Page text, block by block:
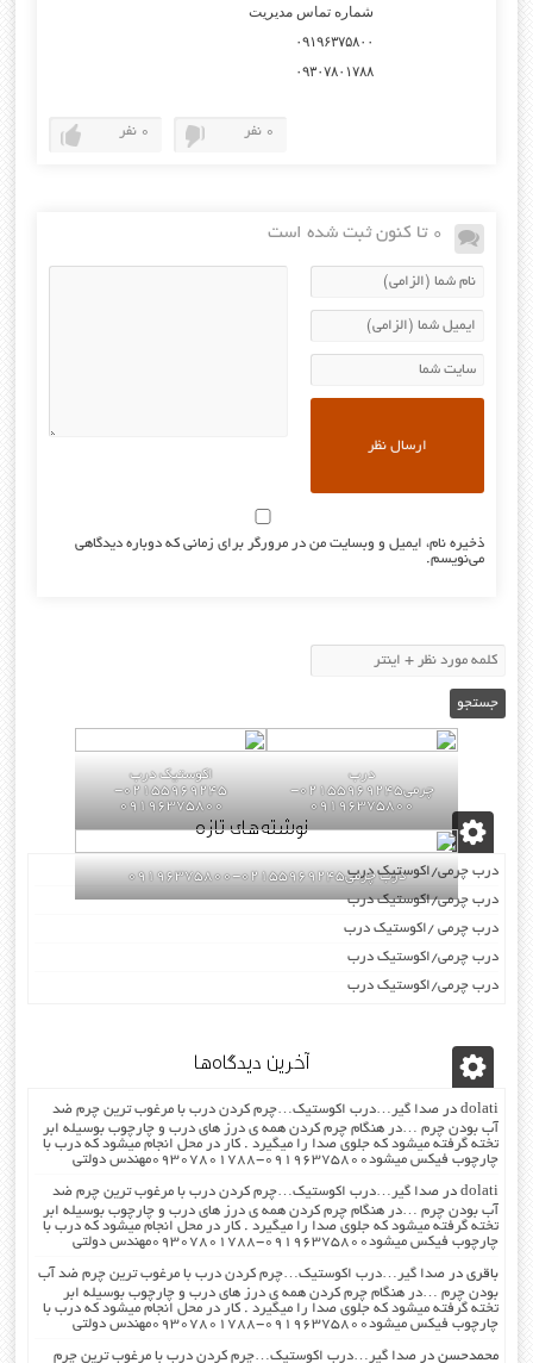
شماره تماس مدیریت
۰۹۱۹۶۳۷۵۸۰۰
۰۹۳۰۷۸۰۱۷۸۸
0 نفر 0 نفر
0 تا کنون ثبت شده است
ذخیره نام، ایمیل و وبسایت من در مرورگر برای زمانی که دوباره دیدگاهی
می‌نویسم.
درب
چرمی02155969245-
09196375800
اکوستیک درب
02155969245-
09196375800
درب چرمی02155969245-09196375800
نوشته‌های تازه
درب چرمی/اکوستیک درب
درب چرمی/اکوستیک درب
درب چرمی /اکوستیک درب
درب چرمی/اکوستیک درب
درب چرمی/اکوستیک درب
آخرین دیدگاه‌ها
dolati درصدا گیر…درب اکوستیک…چرم کردن درب با مرغوب ترین چرم ضد
آب بودن چرم …در هنگام چرم کردن همه ی درز های درب و چارچوب بوسیله ابر
تخته گرفته میشود که جلوی صدا را میگیرد . کار در محل انجام میشود که درب با
چارچوب فیکس میشود۰۹۱۹۶۳۷۵۸۰۰-۰۹۳۰۷۸۰۱۷۸۸مهندس دولتی
dolati درصدا گیر…درب اکوستیک…چرم کردن درب با مرغوب ترین چرم ضد
آب بودن چرم …در هنگام چرم کردن همه ی درز های درب و چارچوب بوسیله ابر
تخته گرفته میشود که جلوی صدا را میگیرد . کار در محل انجام میشود که درب با
چارچوب فیکس میشود۰۹۱۹۶۳۷۵۸۰۰-۰۹۳۰۷۸۰۱۷۸۸مهندس دولتی
باقری درصدا گیر…درب اکوستیک…چرم کردن درب با مرغوب ترین چرم ضد آب
بودن چرم …در هنگام چرم کردن همه ی درز های درب و چارچوب بوسیله ابر
تخته گرفته میشود که جلوی صدا را میگیرد . کار در محل انجام میشود که درب با
چارچوب فیکس میشود۰۹۱۹۶۳۷۵۸۰۰-۰۹۳۰۷۸۰۱۷۸۸مهندس دولتی
محمدحسن درصدا گیر…درب اکوستیک…چرم کردن درب با مرغوب ترین چرم